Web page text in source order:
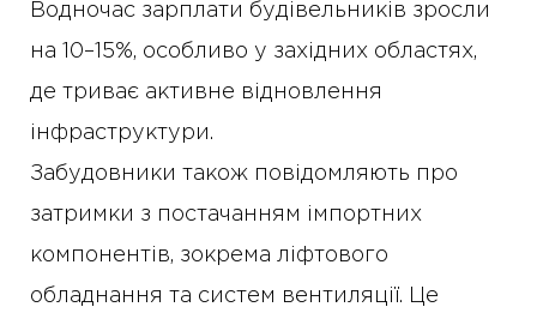
Водночас зарплати будівельників зросли
на 10–15%, особливо у західних областях,
де триває активне відновлення
інфраструктури.
Забудовники також повідомляють про
затримки з постачанням імпортних
компонентів, зокрема ліфтового
обладнання та систем вентиляції. Це